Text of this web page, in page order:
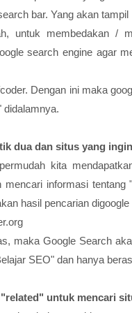
bar. Yang akan
untuk membedakan /
search engine agar
Dengan ini maka
didalamnya.
dua dan situs yang
kita
mencari informasi tentang
hasil pencarian
maka Google Search
SEO" dan hanya
untuk mencari